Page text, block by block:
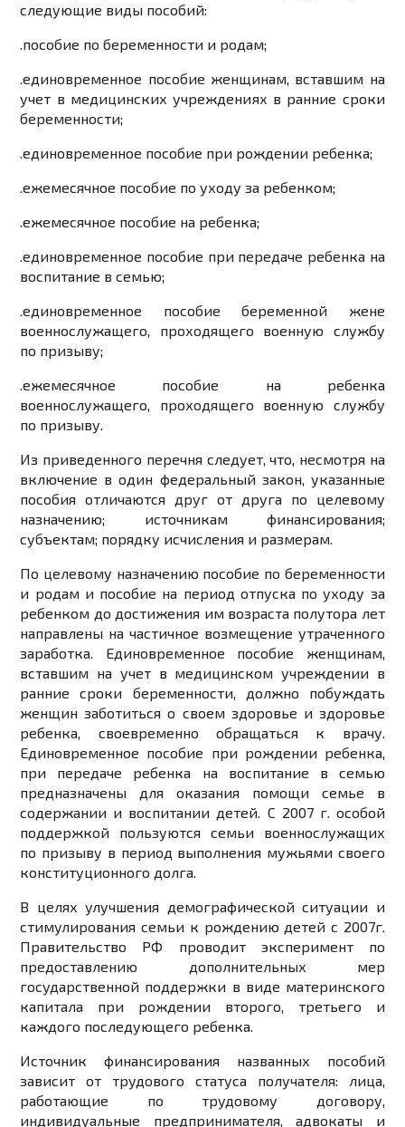
следующие виды пособий:
.пособие по беременности и родам;
.единовременное пособие женщинам, вставшим на
учет в медицинских учреждениях в ранние сроки
беременности;
.единовременное пособие при рождении ребенка;
.ежемесячное пособие по уходу за ребенком;
.ежемесячное пособие на ребенка;
.единовременное пособие при передаче ребенка на
воспитание в семью;
.единовременное пособие беременной жене
военнослужащего, проходящего военную службу
по призыву;
.ежемесячное пособие на ребенка
военнослужащего, проходящего военную службу
по призыву.
Из приведенного перечня следует, что, несмотря на
включение в один федеральный закон, указанные
пособия отличаются друг от друга по целевому
назначению; источникам финансирования;
субъектам; порядку исчисления и размерам.
По целевому назначению пособие по беременности
и родам и пособие на период отпуска по уходу за
ребенком до достижения им возраста полутора лет
направлены на частичное возмещение утраченного
заработка. Единовременное пособие женщинам,
вставшим на учет в медицинском учреждении в
ранние сроки беременности, должно побуждать
женщин заботиться о своем здоровье и здоровье
ребенка, своевременно обращаться к врачу.
Единовременное пособие при рождении ребенка,
при передаче ребенка на воспитание в семью
предназначены для оказания помощи семье в
содержании и воспитании детей. С 2007 г. особой
поддержкой пользуются семьи военнослужащих
по призыву в период выполнения мужьями своего
конституционного долга.
В целях улучшения демографической ситуации и
стимулирования семьи к рождению детей с 2007г.
Правительство РФ проводит эксперимент по
предоставлению дополнительных мер
государственной поддержки в виде материнского
капитала при рождении второго, третьего и
каждого последующего ребенка.
Источник финансирования названных пособий
зависит от трудового статуса получателя: лица,
работающие по трудовому договору,
индивидуальные предпринимателя, адвокаты и